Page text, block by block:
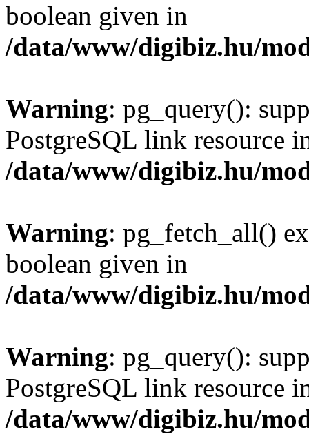
boolean given in
/data/www/digibiz.hu/
Warning: pg_query():
PostgreSQL link resource
/data/www/digibiz.hu/
Warning: pg_fetch_all()
boolean given in
/data/www/digibiz.hu/
Warning: pg_query():
PostgreSQL link resource
/data/www/digibiz.hu/